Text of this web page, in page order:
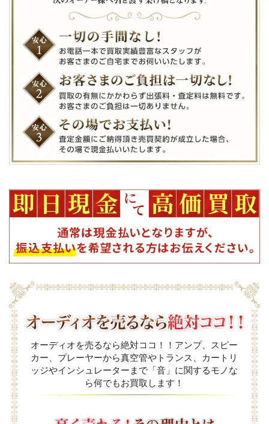
オーディオを売るなら絶対ココ！！アンプ、スピー
カー、プレーヤーから真空管やトランス、カートリ
ッジやインシュレーターまで「音」に関するモノな
ら何でもお買取します！